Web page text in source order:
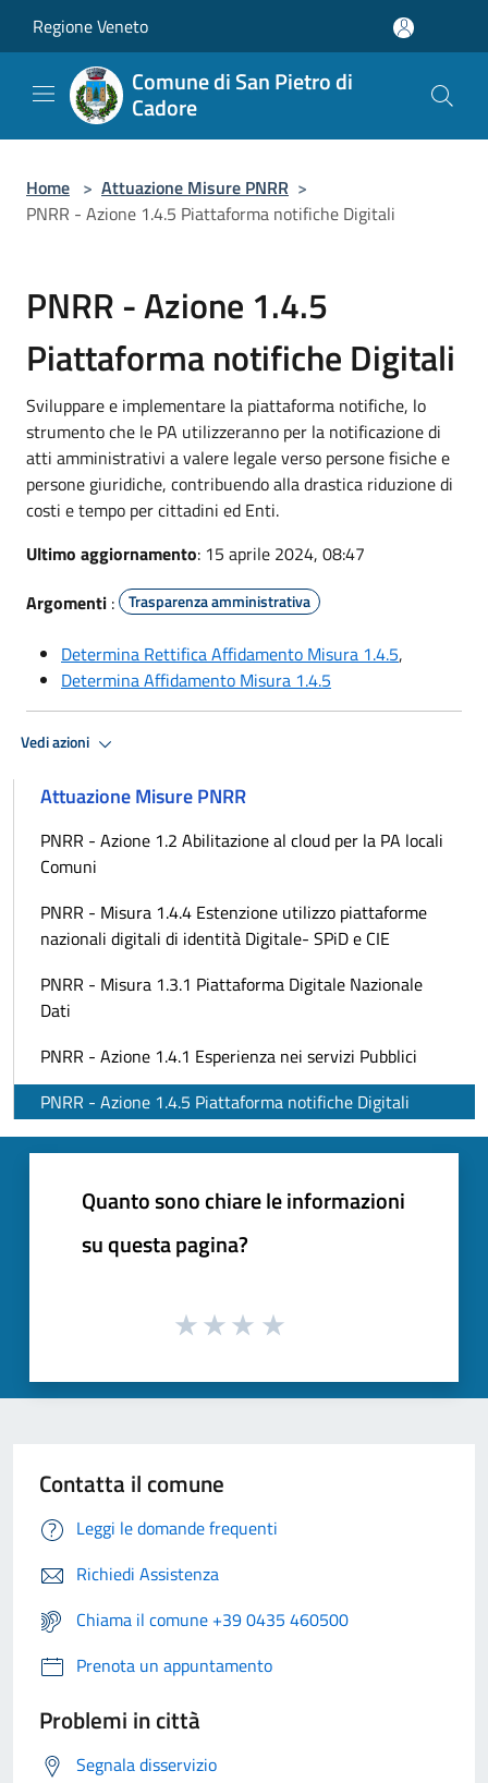
Regione Veneto
Comune di San Pietro di
Cadore
Home > Attuazione Misure PNRR >
PNRR - Azione 1.4.5 Piattaforma notifiche Digitali
PNRR - Azione 1.4.5
Piattaforma notifiche Digitali
Sviluppare e implementare la piattaforma notifiche, lo
strumento che le PA utilizzeranno per la notificazione di
atti amministrativi a valere legale verso persone fisiche e
persone giuridiche, contribuendo alla drastica riduzione di
costi e tempo per cittadini ed Enti.
Ultimo aggiornamento: 15 aprile 2024, 08:47
Argomenti : Trasparenza amministrativa
Determina Rettifica Affidamento Misura 1.4.5,
Determina Affidamento Misura 1.4.5
Vedi azioni
Attuazione Misure PNRR
PNRR - Azione 1.2 Abilitazione al cloud per la PA locali
Comuni
PNRR - Misura 1.4.4 Estenzione utilizzo piattaforme
nazionali digitali di identità Digitale- SPiD e CIE
PNRR - Misura 1.3.1 Piattaforma Digitale Nazionale
Dati
PNRR - Azione 1.4.1 Esperienza nei servizi Pubblici
PNRR - Azione 1.4.5 Piattaforma notifiche Digitali
Quanto sono chiare le informazioni
su questa pagina?
Contatta il comune
Leggi le domande frequenti
Richiedi Assistenza
Chiama il comune +39 0435 460500
Prenota un appuntamento
Problemi in città
Segnala disservizio